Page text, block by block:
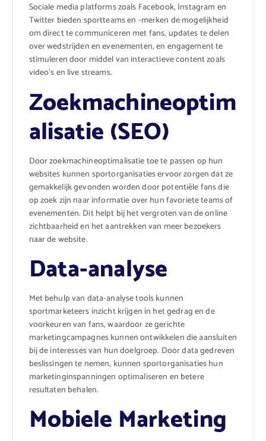
Sociale media platforms zoals Facebook, Instagram en
Twitter bieden sportteams en -merken de mogelijkheid
om direct te communiceren met fans, updates te delen
over wedstrijden en evenementen, en engagement te
stimuleren door middel van interactieve content zoals
video’s en live streams.
Zoekmachineoptim
alisatie (SEO)
Door zoekmachineoptimalisatie toe te passen op hun
websites kunnen sportorganisaties ervoor zorgen dat ze
gemakkelijk gevonden worden door potentiële fans die
op zoek zijn naar informatie over hun favoriete teams of
evenementen. Dit helpt bij het vergroten van de online
zichtbaarheid en het aantrekken van meer bezoekers
naar de website.
Data-analyse
Met behulp van data-analyse tools kunnen
sportmarketeers inzicht krijgen in het gedrag en de
voorkeuren van fans, waardoor ze gerichte
marketingcampagnes kunnen ontwikkelen die aansluiten
bij de interesses van hun doelgroep. Door data gedreven
beslissingen te nemen, kunnen sportorganisaties hun
marketinginspanningen optimaliseren en betere
resultaten behalen.
Mobiele Marketing